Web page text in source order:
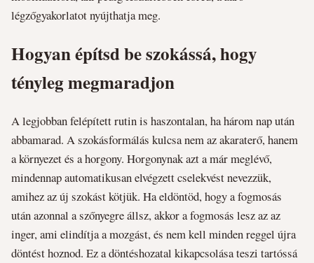
légzőgyakorlatot nyújthatja meg.
Hogyan építsd be szokássá, hogy
tényleg megmaradjon
A legjobban felépített rutin is haszontalan, ha három nap után
abbamarad. A szokásformálás kulcsa nem az akaraterő, hanem
a környezet és a horgony. Horgonynak azt a már meglévő,
mindennap automatikusan elvégzett cselekvést nevezzük,
amihez az új szokást kötjük. Ha eldöntöd, hogy a fogmosás
után azonnal a szőnyegre állsz, akkor a fogmosás lesz az az
inger, ami elindítja a mozgást, és nem kell minden reggel újra
döntést hoznod. Ez a döntéshozatal kikapcsolása teszi tartóssá